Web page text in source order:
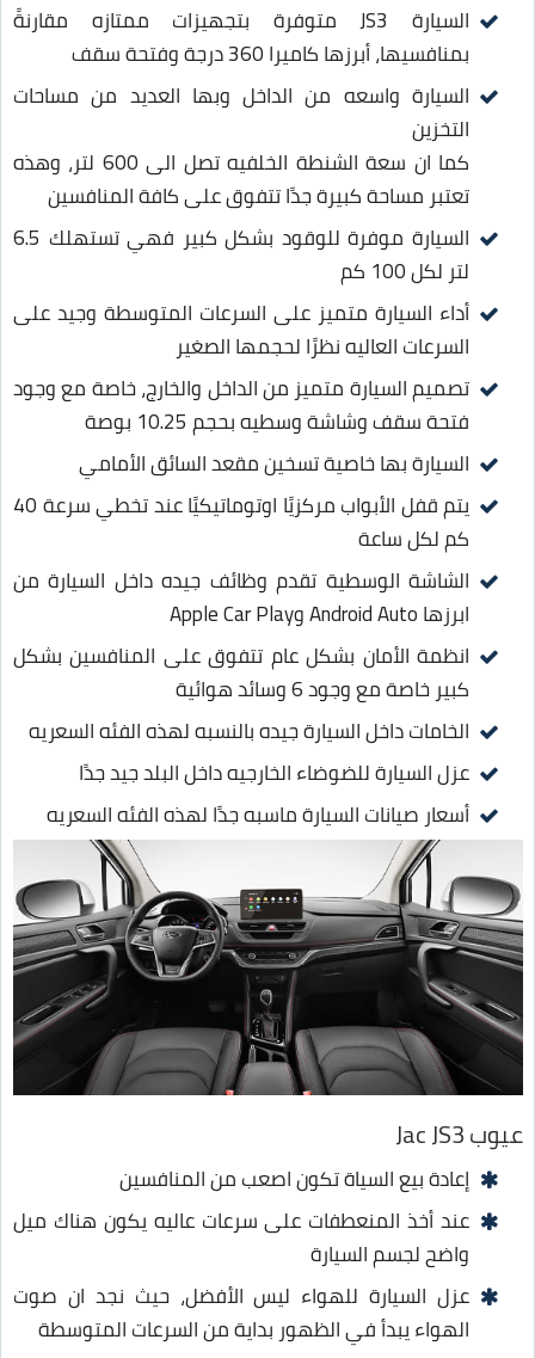
السيارة JS3 متوفرة بتجهيزات ممتازه مقارنةً
بمنافسيها، أبرزها كاميرا 360 درجة وفتحة سقف
السيارة واسعه من الداخل وبها العديد من مساحات
التخزين
كما ان سعة الشنطة الخلفيه تصل الى 600 لتر، وهذه
تعتبر مساحة كبيرة جدًا تتفوق على كافة المنافسين
السيارة موفرة للوقود بشكل كبير فهي تستهلك 6.5
لتر لكل 100 كم
أداء السيارة متميز على السرعات المتوسطة وجيد على
السرعات العاليه نظرًا لحجمها الصغير
تصميم السيارة متميز من الداخل والخارج، خاصة مع وجود
فتحة سقف وشاشة وسطيه بحجم 10.25 بوصة
السيارة بها خاصية تسخين مقعد السائق الأمامي
يتم قفل الأبواب مركزيًا اوتوماتيكيًا عند تخطي سرعة 40
كم لكل ساعة
الشاشة الوسطية تقدم وظائف جيده داخل السيارة من
ابرزها Android Auto وApple Car Play
انظمة الأمان بشكل عام تتفوق على المنافسين بشكل
كبير خاصة مع وجود 6 وسائد هوائية
الخامات داخل السيارة جيده بالنسبه لهذه الفئه السعريه
عزل السيارة للضوضاء الخارجيه داخل البلد جيد جدًا
أسعار صيانات السيارة ماسبه جدًا لهذه الفئه السعريه
عيوب Jac JS3
إعادة بيع السياة تكون اصعب من المنافسين
عند أخذ المنعطفات على سرعات عاليه يكون هناك ميل
واضح لجسم السيارة
عزل السيارة للهواء ليس الأفضل، حيث نجد ان صوت
الهواء يبدأ في الظهور بداية من السرعات المتوسطة